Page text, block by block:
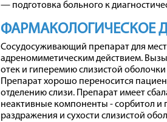
— подготовка больного к
ФАРМАКОЛОГИЧЕСКОЕ
Сосудосуживающий препарат для
адреномиметическим действием.
отек и гиперемию слизистой
Препарат хорошо переносится
отделению слизи. Препарат имеет
неактивные компоненты - сорбитол и
раздражения и сухости слизистой